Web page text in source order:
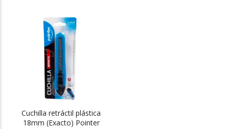
Cuchilla retráctil plástica
18mm (Exacto) Pointer